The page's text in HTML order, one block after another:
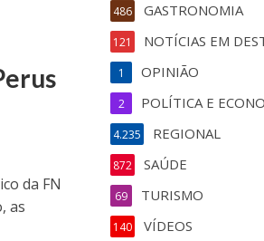
da FN
as
GASTRONOMIA
486
NOTÍCIAS EM
121
OPINIÃO
1
POLÍTICA E
2
REGIONAL
4.235
SAÚDE
872
TURISMO
69
VÍDEOS
140